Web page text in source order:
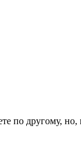
по другому, но,